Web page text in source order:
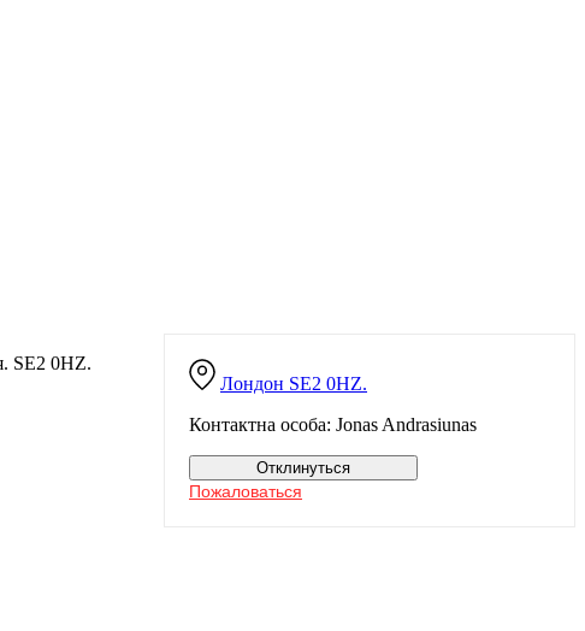
Лондон SE2 0HZ.
Контактна особа: Jonas Andrasiunas
Отклинуться
Пожаловаться
SE2 0HZ.